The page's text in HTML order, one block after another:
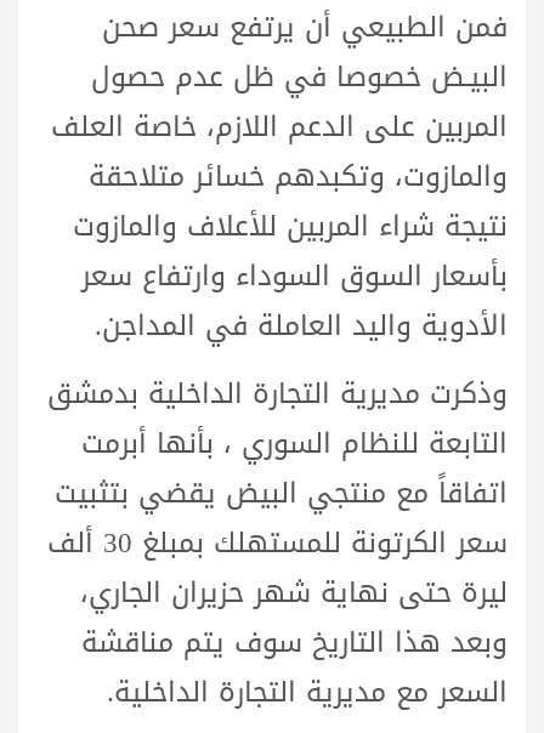
فمن الطبيعي أن يرتفع سعر صحن
البيـض خصوصا في ظل عدم حصول
المربين على الدعم اللازم، خاصة العلف
والمازوت، وتكبدهم خسائر متلاحقة
نتيجة شراء المربين للأعلاف والمازوت
بأسعار السوق السوداء وارتفاع سعر
الأدوية واليد العاملة في المداجن.
وذكرت مديرية التجارة الداخلية بدمشق
التابعة للنظام السوري ، بأنها أبرمت
اتفاقاً مع منتجي البيض يقضي بتثبيت
سعر الكرتونة للمستهلك بمبلغ 30 ألف
ليرة حتى نهاية شهر حزيران الجاري،
وبعد هذا التاريخ سوف يتم مناقشة
السعر مع مديرية التجارة الداخلية.